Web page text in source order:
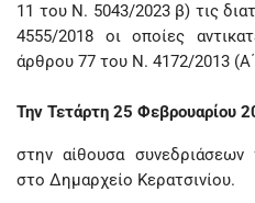
11 του Ν. 5043/2023 β) τις
4555/2018 οι οποίες
άρθρου 77 του Ν. 4172/2013
Την Τετάρτη 25 Φεβρουαρίου
στην αίθουσα
στο Δημαρχείο Κερατσινίου.